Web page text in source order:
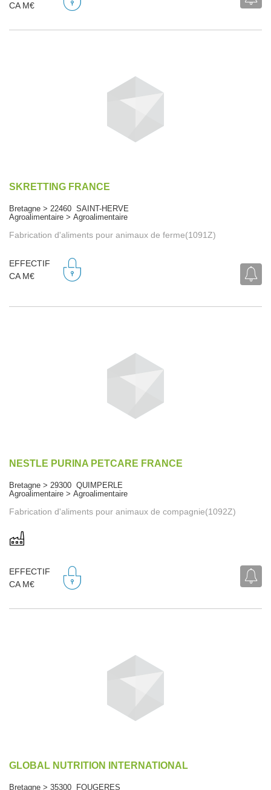
CA M€
SKRETTING FRANCE
Bretagne > 22460 SAINT-HERVE
Agroalimentaire > Agroalimentaire
Fabrication d'aliments pour animaux de ferme(1091Z)
EFFECTIF
CA M€
NESTLE PURINA PETCARE FRANCE
Bretagne > 29300 QUIMPERLE
Agroalimentaire > Agroalimentaire
Fabrication d'aliments pour animaux de compagnie(1092Z)
EFFECTIF
CA M€
GLOBAL NUTRITION INTERNATIONAL
Bretagne > 35300 FOUGERES